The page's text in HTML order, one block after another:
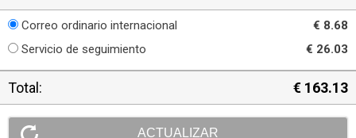
Correo ordinario internacional
€ 8.68
Servicio de seguimiento
€ 26.03
Total: € 163.13